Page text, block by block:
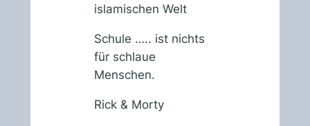
islamischen Welt
Schule ….. ist nichts
für schlaue
Menschen.
Rick & Morty